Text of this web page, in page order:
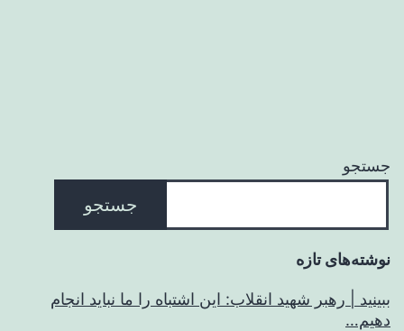
جستجو
جستجو
نوشته‌های تازه
ببینید | رهبر شهید انقلاب: این اشتباه را ما نباید انجام
دهیم…